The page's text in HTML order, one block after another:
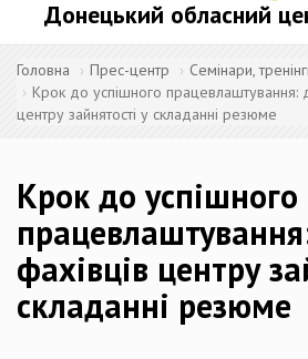
Донецький обласний
Головна Прес-центр
Семінари,
Крок до успішного працевлаштування:
центру зайнятості у складанні резюме
Крок до успішного
фахівців центру
складанні резюме